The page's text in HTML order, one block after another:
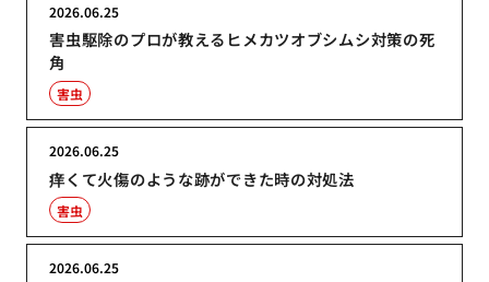
害虫駆除のプロが教えるヒメカツオブシムシ対策の死
角
2026.06.25
害虫
痒くて火傷のような跡ができた時の対処法
2026.06.25
害虫
2026.06.25